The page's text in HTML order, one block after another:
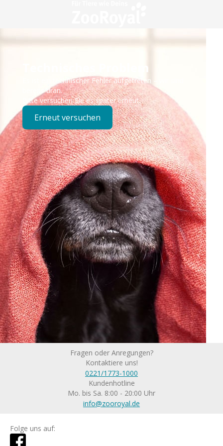
Technisches Problem
Es ist ein technischer Fehler aufgetreten – wir sind
bereits dran.
Bitte versuchen Sie es später erneut.
Erneut versuchen
Fragen oder Anregungen?
Kontaktiere uns!
0221/1773-1000
Kundenhotline
Mo. bis Sa. 8:00 - 20:00 Uhr
info@zooroyal.de
Folge uns auf: